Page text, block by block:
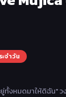
จำวัน
งหมดมาให้ดิฉัน"